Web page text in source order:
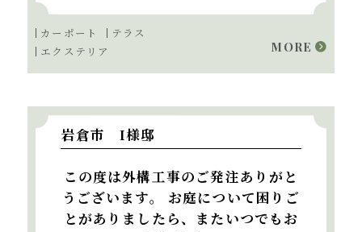
カーポート
テラス
エクステリア
MORE
岩倉市 I様邸
この度は外構工事のご発注ありがと
うございます。 お庭について困りご
とがありましたら、またいつでもお